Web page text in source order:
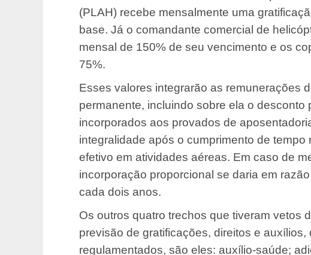
(PLAH) recebe mensalmente uma
base. Já o comandante comercial de
mensal de 150% de seu vencimento e os
75%.
Esses valores integrarão as remunerações
permanente, incluindo sobre ela o desconto
incorporados aos provados de
integralidade após o cumprimento de
efetivo em atividades aéreas. Em caso de
incorporação proporcional se daria em
cada dois anos.
Os outros quatro trechos que tiveram vetos
previsão de gratificações, direitos e
regulamentados, são eles: auxílio-saúde;